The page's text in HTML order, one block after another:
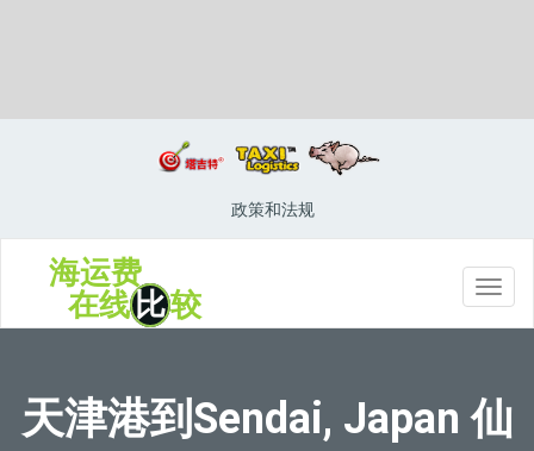
政策和法规
切
换
海运费
在线比较
天津港到Sendai, Japan 仙